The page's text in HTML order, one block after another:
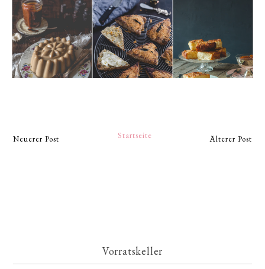
Neuerer Post Älterer Post
Startseite
Vorratskeller